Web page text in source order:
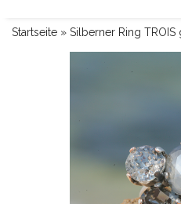
Startseite » Silberner Ring TROIS